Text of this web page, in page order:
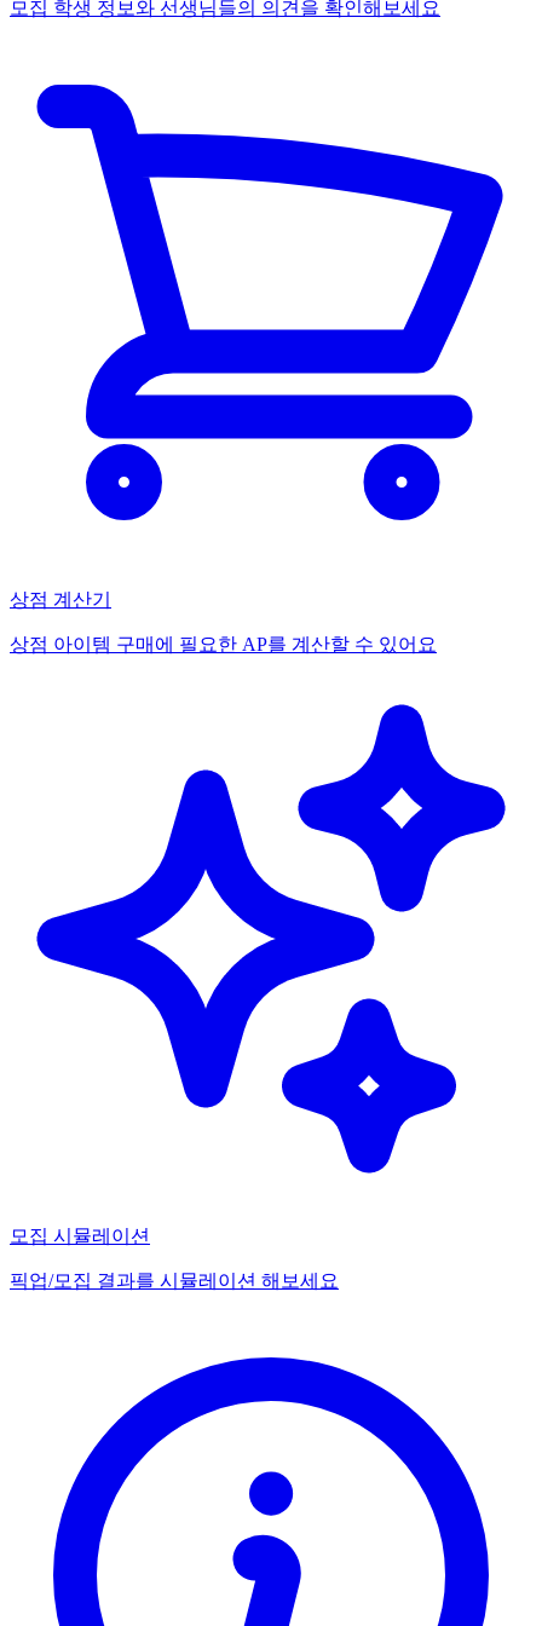
모집 학생 정보와 선생님들의 의견을 확인해보세요
상점 계산기
상점 아이템 구매에 필요한 AP를 계산할 수 있어요
모집 시뮬레이션
픽업/모집 결과를 시뮬레이션 해보세요